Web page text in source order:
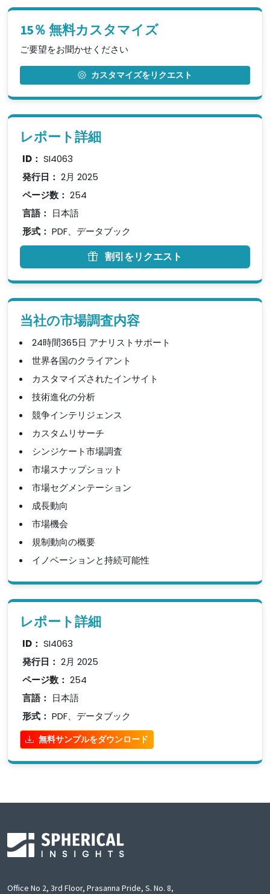
15％ 無料カスタマイズ
ご要望をお聞かせください
カスタマイズをリクエスト
レポート詳細
ID： SI4063
発行日： 2月 2025
ページ数： 254
言語： 日本語
形式： PDF、データブック
割引をリクエスト
当社の市場調査内容
24時間365日 アナリストサポート
世界各国のクライアント
カスタマイズされたインサイト
技術進化の分析
競争インテリジェンス
カスタムリサーチ
シンジケート市場調査
市場スナップショット
市場セグメンテーション
成長動向
市場機会
規制動向の概要
イノベーションと持続可能性
レポート詳細
ID： SI4063
発行日： 2月 2025
ページ数： 254
言語： 日本語
形式： PDF、データブック
無料サンプルをダウンロード
Office No 2, 3rd Floor, Prasanna Pride, S. No. 8,